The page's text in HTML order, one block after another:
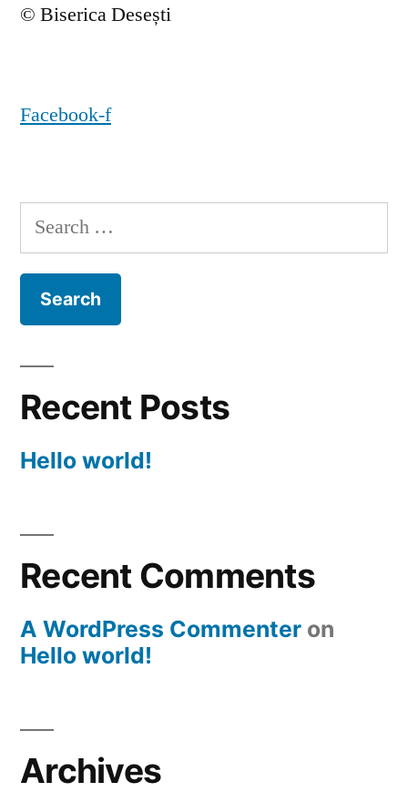
© Biserica Desești
Facebook-f
Search
for:
Recent Posts
Hello world!
Recent Comments
A WordPress Commenter on
Hello world!
Archives